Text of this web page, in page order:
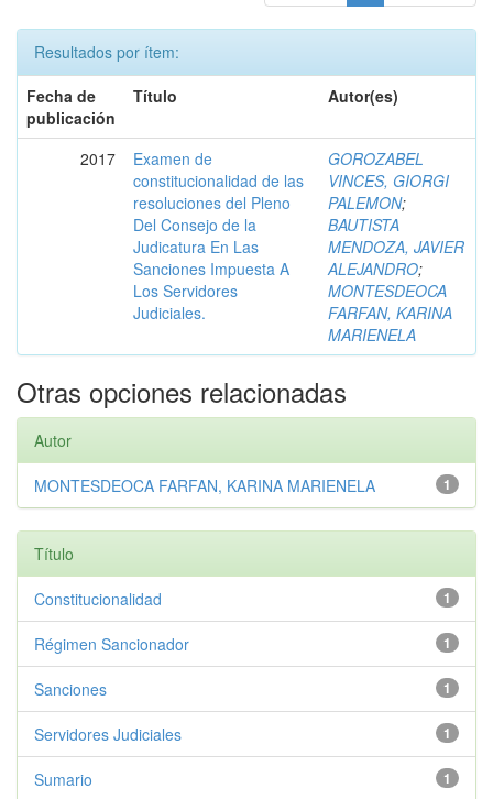
Resultados por ítem:
Fecha de
publicación
Título Autor(es)
2017
Examen de
constitucionalidad de las
resoluciones del Pleno
Del Consejo de la
Judicatura En Las
Sanciones Impuesta A
Los Servidores
Judiciales.
GOROZABEL
VINCES, GIORGI
PALEMON;
BAUTISTA
MENDOZA, JAVIER
ALEJANDRO;
MONTESDEOCA
FARFAN, KARINA
MARIENELA
Otras opciones relacionadas
Autor
1
MONTESDEOCA FARFAN, KARINA MARIENELA
Título
1
Constitucionalidad
1
Régimen Sancionador
1
Sanciones
1
Servidores Judiciales
1
Sumario